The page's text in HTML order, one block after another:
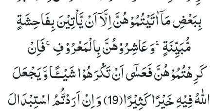
بِبَعْضِ مَاۤ اٰتَیْتُمُوْهُنَّ اِلَّاۤ اَنْ یَّاْتِیْنَ بِفَاحِشَةٍ
مُّبَیِّنَةٍۚ-وَ عَاشِرُوْهُنَّ بِالْمَعْرُوْفِۚ-فَاِنْ
كَرِهْتُمُوْهُنَّ فَعَسٰۤى اَنْ تَكْرَهُوْا شَیْــٴًـا وَّ یَجْعَلَ
اللّٰهُ فِیْهِ خَیْرًا كَثِیْرًا(19)
وَ اِنْ اَرَدْتُّمُ اسْتِبْدَالَ